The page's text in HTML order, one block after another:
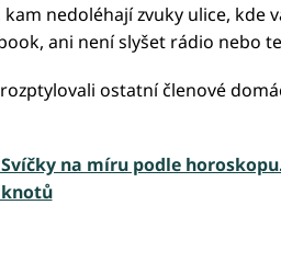
nedoléhají zvuky ulice, kde
ani není slyšet rádio nebo
ostatní členové
Svíčky na míru podle